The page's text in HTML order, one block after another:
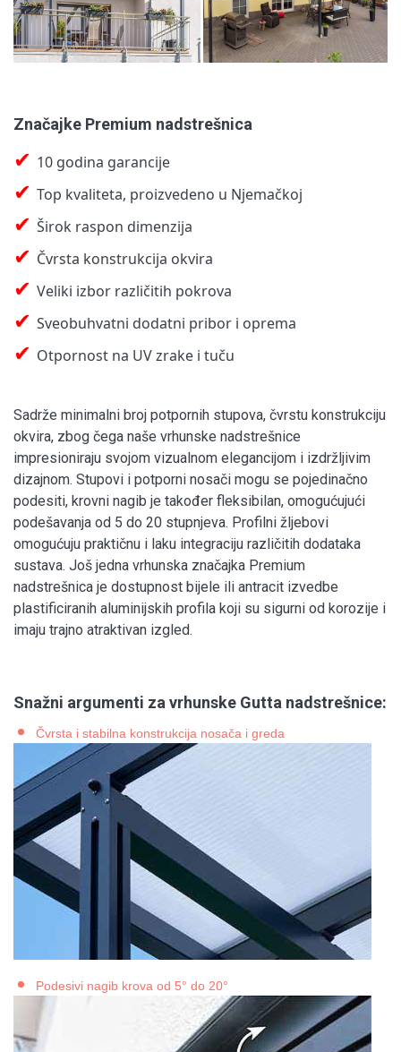
Značajke Premium nadstrešnica
✔ 10 godina garancije
✔ Top kvaliteta, proizvedeno u Njemačkoj
✔ Širok raspon dimenzija
✔ Čvrsta konstrukcija okvira
✔ Veliki izbor različitih pokrova
✔ Sveobuhvatni dodatni pribor i oprema
✔ Otpornost na UV zrake i tuču
Sadrže minimalni broj potpornih stupova, čvrstu konstrukciju
okvira, zbog čega naše vrhunske nadstrešnice
impresioniraju svojom vizualnom elegancijom i izdržljivim
dizajnom. Stupovi i potporni nosači mogu se pojedinačno
podesiti, krovni nagib je također fleksibilan, omogućujući
podešavanja od 5 do 20 stupnjeva. Profilni žljebovi
omogućuju praktičnu i laku integraciju različitih dodataka
sustava. Još jedna vrhunska značajka Premium
nadstrešnica je dostupnost bijele ili antracit izvedbe
plastificiranih aluminijskih profila koji su sigurni od korozije i
imaju trajno atraktivan izgled.
Snažni argumenti za vrhunske Gutta nadstrešnice:
Čvrsta i stabilna konstrukcija nosača i greda
Podesivi nagib krova od 5° do 20°